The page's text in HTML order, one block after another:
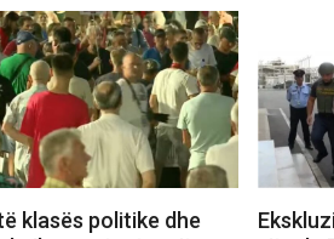
klasës politike dhe